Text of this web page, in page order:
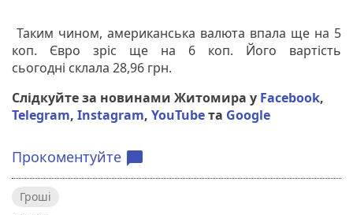
Таким чином, американська валюта впала ще на 5
коп. Євро зріс ще на 6 коп. Його вартість
сьогодні склала 28,96 грн.
Слідкуйте за новинами Житомира у Facebook,
Telegram, Instagram, YouTubeта Google
Прокоментуйте chat_bubble
Гроші